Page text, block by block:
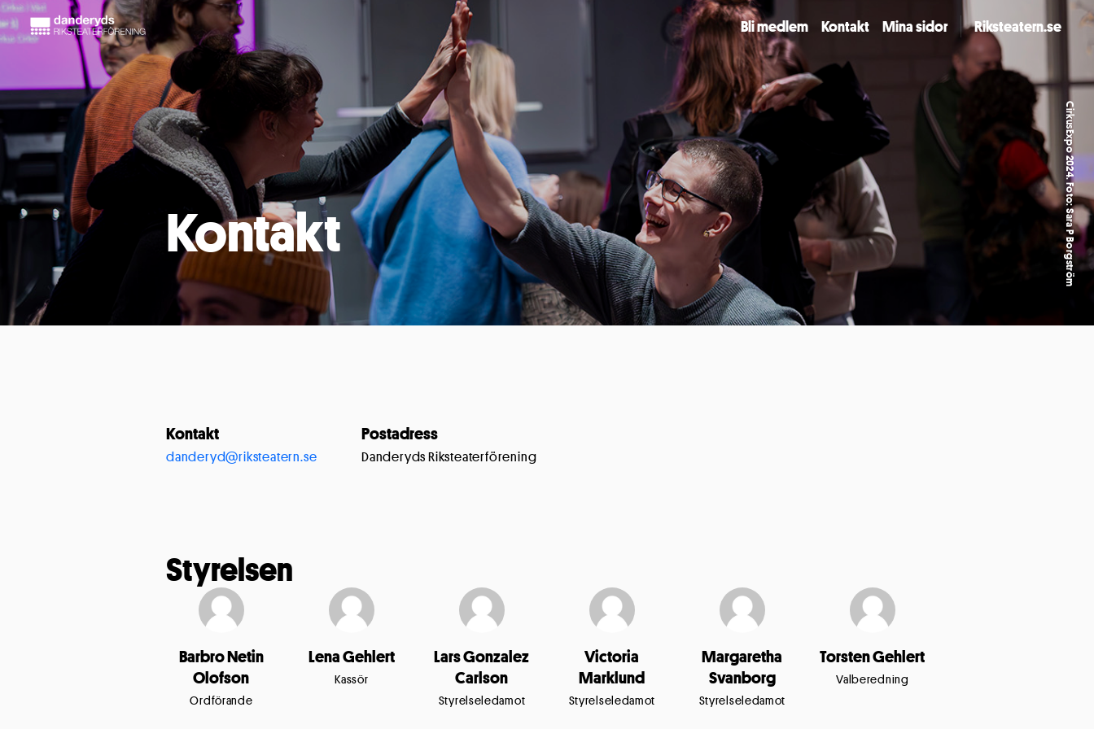
Bli medlem Kontakt Mina sidor Riksteatern.se
CirkusExpo 2024. Foto: Sara P Borgström
Kontakt
Kontakt
danderyd@riksteatern.se
Postadress
Danderyds Riksteaterförening
Styrelsen
Barbro Netin
Olofson
Ordförande
Lena Gehlert
Kassör
Lars Gonzalez
Carlson
Styrelseledamot
Victoria
Marklund
Styrelseledamot
Margaretha
Svanborg
Styrelseledamot
Torsten Gehlert
Valberedning